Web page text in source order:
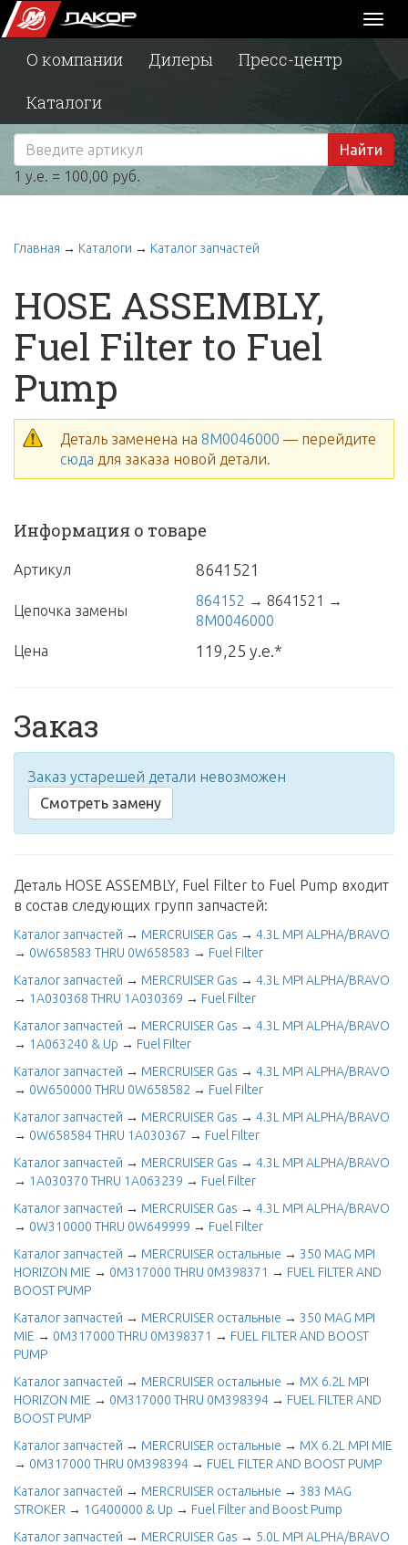
О компании Дилеры
Пресс-центр
Каталоги
Найти
1 у.е. = 100,00 руб.
Главная → Каталоги → Каталог запчастей
HOSE ASSEMBLY,
Fuel Filter to Fuel
Pump
Деталь заменена на 8M0046000 — перейдите
сюда для заказа новой детали.
Информация о товаре
Артикул 8641521
Цепочка замены
864152 → 8641521 →
8M0046000
Цена
119,25 у.е.*
Заказ
Заказ устарешей детали невозможен
Смотреть замену
Деталь HOSE ASSEMBLY, Fuel Filter to Fuel Pump входит
в состав следующих групп запчастей:
Каталог запчастей → MERCRUISER Gas → 4.3L MPI ALPHA/BRAVO
→ 0W658583 THRU 0W658583 → Fuel Filter
Каталог запчастей → MERCRUISER Gas → 4.3L MPI ALPHA/BRAVO
→ 1A030368 THRU 1A030369 → Fuel Filter
Каталог запчастей → MERCRUISER Gas → 4.3L MPI ALPHA/BRAVO
→ 1A063240 & Up → Fuel Filter
Каталог запчастей → MERCRUISER Gas → 4.3L MPI ALPHA/BRAVO
→ 0W650000 THRU 0W658582 → Fuel Filter
Каталог запчастей → MERCRUISER Gas → 4.3L MPI ALPHA/BRAVO
→ 0W658584 THRU 1A030367 → Fuel Filter
Каталог запчастей → MERCRUISER Gas → 4.3L MPI ALPHA/BRAVO
→ 1A030370 THRU 1A063239 → Fuel Filter
Каталог запчастей → MERCRUISER Gas → 4.3L MPI ALPHA/BRAVO
→ 0W310000 THRU 0W649999 → Fuel Filter
Каталог запчастей → MERCRUISER остальные → 350 MAG MPI
HORIZON MIE → 0M317000 THRU 0M398371 → FUEL FILTER AND
BOOST PUMP
Каталог запчастей → MERCRUISER остальные → 350 MAG MPI
MIE → 0M317000 THRU 0M398371 → FUEL FILTER AND BOOST
PUMP
Каталог запчастей → MERCRUISER остальные → MX 6.2L MPI
HORIZON MIE → 0M317000 THRU 0M398394 → FUEL FILTER AND
BOOST PUMP
Каталог запчастей → MERCRUISER остальные → MX 6.2L MPI MIE
→ 0M317000 THRU 0M398394 → FUEL FILTER AND BOOST PUMP
Каталог запчастей → MERCRUISER остальные → 383 MAG
STROKER → 1G400000 & Up → Fuel Filter and Boost Pump
Каталог запчастей → MERCRUISER Gas → 5.0L MPI ALPHA/BRAVO